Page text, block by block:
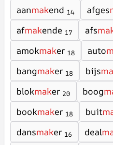
aanmakend 14 afges
afmakende 17 afs
amokmaker 18 auto
bangmaker 18 bijs
blokmaker 20 boog
bookmaker 18 buit
dansmaker 16 deal